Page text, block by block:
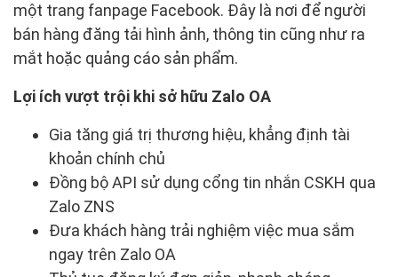
một trang fanpage Facebook. Đây là nơi để người
bán hàng đăng tải hình ảnh, thông tin cũng như ra
mắt hoặc quảng cáo sản phẩm.
Lợi ích vượt trội khi sở hữu Zalo OA
Gia tăng giá trị thương hiệu, khẳng định tài
khoản chính chủ
Đồng bộ API sử dụng cổng tin nhắn CSKH qua
Zalo ZNS
Đưa khách hàng trải nghiệm việc mua sắm
ngay trên Zalo OA